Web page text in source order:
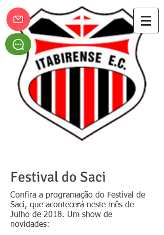
Festival do Saci
Confira a programação do Festival de
Saci, que acontecerá neste mês de
Julho de 2018. Um show de
novidades: